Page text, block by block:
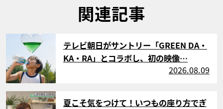
関連記事
テレビ朝日がサントリー「GREEN DA・
KA・RA」とコラボし、初の映像…
2026.08.09
サムネイル
夏こそ気をつけて！いつもの座り方でぎ